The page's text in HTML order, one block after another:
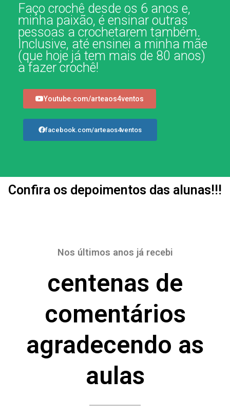
Faço crochê desde os 6 anos e,
minha paixão, é ensinar outras
pessoas a crochetarem também.
Inclusive, até ensinei a minha mãe
(que hoje já tem mais de 80 anos)
a fazer crochê!
Youtube.com/arteaos4ventos
facebook.com/arteaos4ventos
Confira os depoimentos das alunas!!!
Nos últimos anos já recebi
centenas de
comentários
agradecendo as
aulas